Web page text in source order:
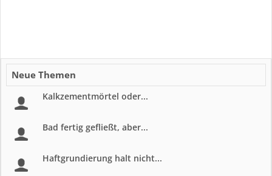
Neue Themen
Kalkzementmörtel oder...
Bad fertig gefließt, aber...
Haftgrundierung halt nicht...